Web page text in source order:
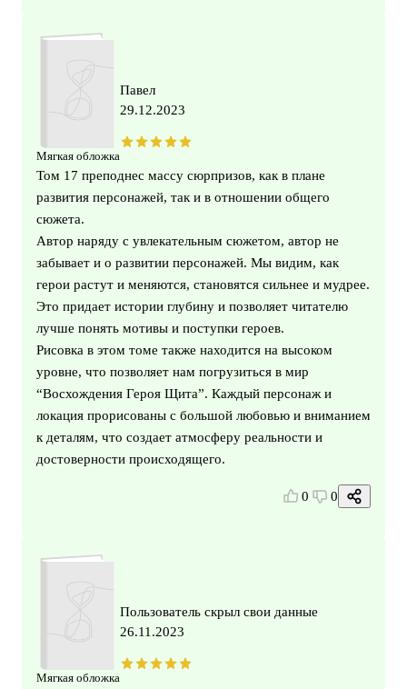
Мягкая обложка
Павел
29.12.2023
Том 17 преподнес массу сюрпризов, как в плане
развития персонажей, так и в отношении общего
сюжета.
Автор наряду с увлекательным сюжетом, автор не
забывает и о развитии персонажей. Мы видим, как
герои растут и меняются, становятся сильнее и мудрее.
Это придает истории глубину и позволяет читателю
лучше понять мотивы и поступки героев.
Рисовка в этом томе также находится на высоком
уровне, что позволяет нам погрузиться в мир
“Восхождения Героя Щита”. Каждый персонаж и
локация прорисованы с большой любовью и вниманием
к деталям, что создает атмосферу реальности и
достоверности происходящего.
0 0
Мягкая обложка
Пользователь скрыл свои данные
26.11.2023